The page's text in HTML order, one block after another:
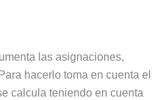
las asignaciones,
hacerlo toma en cuenta el
calcula teniendo en cuenta